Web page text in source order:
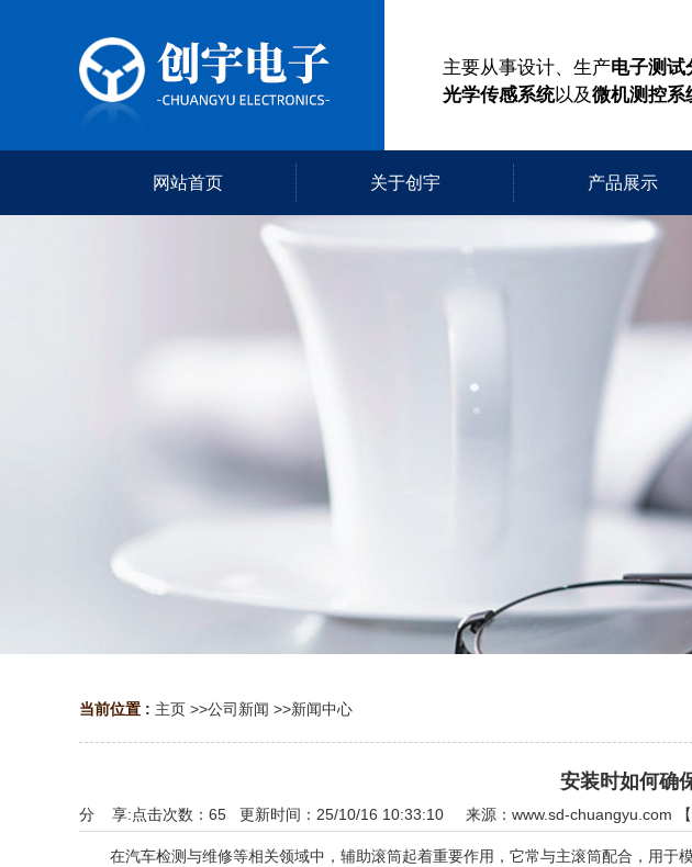
主要从事设计、生产电子测试
光学传感系统以及微机测控系
网站首页 关于创宇 产品展示
当前位置 : 主页 >>公司新闻 >>新闻中心
安装时如何确
点击次数： 65 更新时间：25/10/16 10:33:10 来源： www.sd-chuangyu.com 【
分 享:
在汽车检测与维修等相关领域中，辅助滚筒起着重要作用，它常与主滚筒配合，用于